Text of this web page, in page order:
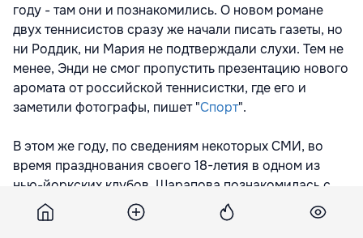
году - там они и познакомились. О новом романе
двух теннисистов сразу же начали писать газеты, но
ни Роддик, ни Мария не подтверждали слухи. Тем не
менее, Энди не смог пропустить презентацию нового
аромата от российской теннисистки, где его и
заметили фотографы, пишет "Спорт".
В этом же году, по сведениям некоторых СМИ, во
время празднования своего 18-летия в одном из
нью-йоркских клубов, Шарапова познакомилась с
вокалистом популярной группы "Maroon 5" Адамом
Левином, который даже исполнил для Марии одну из